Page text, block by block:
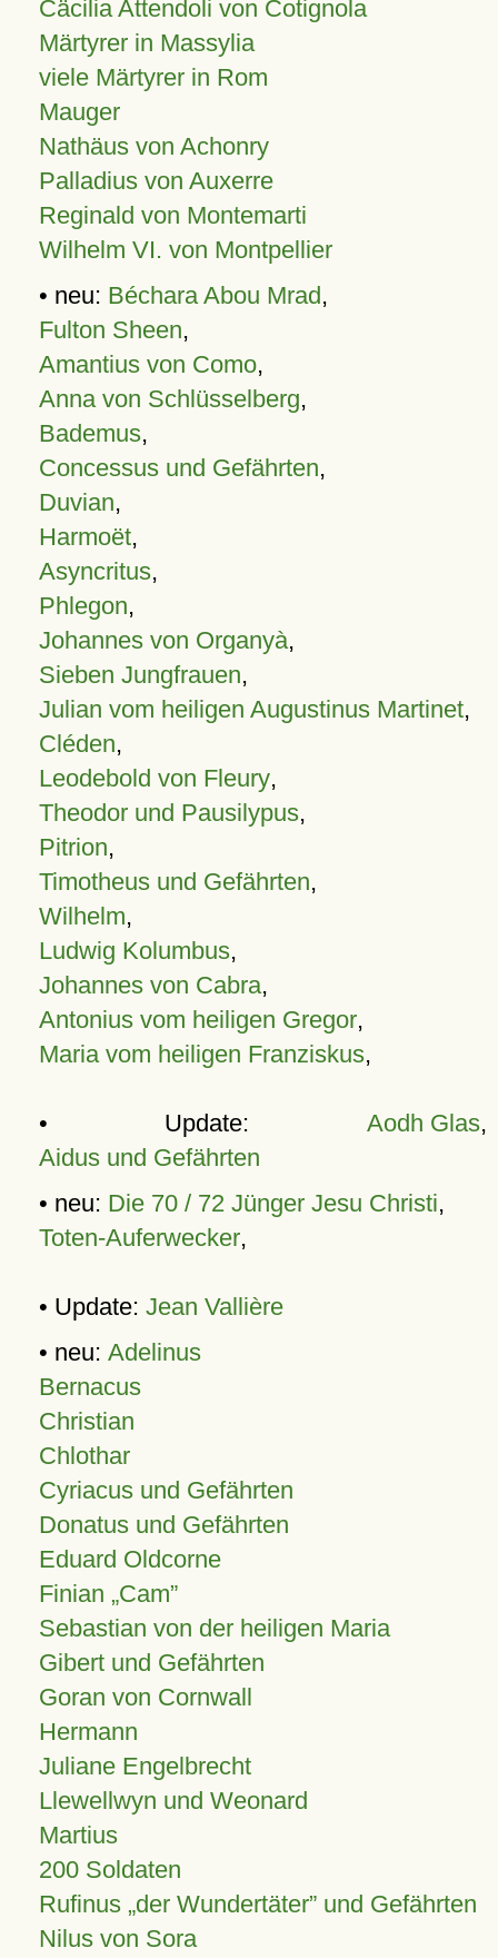
Cäcilia Attendoli von Cotignola
Märtyrer in Massylia
viele Märtyrer in Rom
Mauger
Nathäus von Achonry
Palladius von Auxerre
Reginald von Montemarti
Wilhelm VI. von Montpellier
• neu: Béchara Abou Mrad,
Fulton Sheen,
Amantius von Como,
Anna von Schlüsselberg,
Bademus,
Concessus und Gefährten,
Duvian,
Harmoët,
Asyncritus,
Phlegon,
Johannes von Organyà,
Sieben Jungfrauen,
Julian vom heiligen Augustinus Martinet,
Cléden,
Leodebold von Fleury,
Theodor und Pausilypus,
Pitrion,
Timotheus und Gefährten,
Wilhelm,
Ludwig Kolumbus,
Johannes von Cabra,
Antonius vom heiligen Gregor,
Maria vom heiligen Franziskus,
• Update: Aodh Glas,
Aidus und Gefährten
• neu: Die 70 / 72 Jünger Jesu Christi,
Toten-Auferwecker,
• Update: Jean Vallière
• neu: Adelinus
Bernacus
Christian
Chlothar
Cyriacus und Gefährten
Donatus und Gefährten
Eduard Oldcorne
Finian Cam
Sebastian von der heiligen Maria
Gibert und Gefährten
Goran von Cornwall
Hermann
Juliane Engelbrecht
Llewellwyn und Weonard
Martius
200 Soldaten
Rufinus „der Wundertäter” und Gefährten
Nilus von Sora